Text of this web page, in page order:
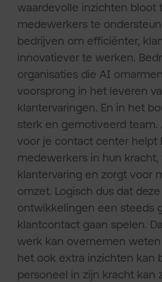
waardevolle inzichten bloot
medewerkers te
bedrijven om efficiënter,
innovatiever te werken.
organisaties die AI
voorsprong in het leveren
klantervaringen. En in het
sterk en gemotiveerd team.
voor je contact center helpt
medewerkers in hun
klantervaring en zorgt voor
omzet. Logisch dus dat
ontwikkelingen een steeds
klantcontact gaan spelen.
werk kan overnemen
het ook extra inzichten kan
personeel in zijn kracht kan